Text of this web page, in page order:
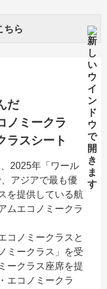
ちら
だ
ノミークラ
ラスシート
2025年「ワール
アジアで最も優
を提供している航
ムエコノミークラ
コノミークラスと
ミークラス」を受
ークラス座席を提
エコノミークラ